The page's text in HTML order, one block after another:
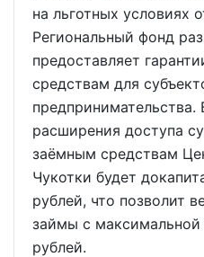
на льготных условиях
Региональный фонд
предоставляет
средствам для
предпринимательства.
расширения доступа
заёмным средствам
Чукотки будет
рублей, что позволит
займы с
рублей.